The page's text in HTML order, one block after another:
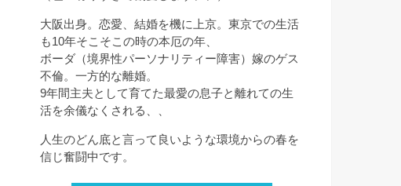
大阪出身。恋愛、結婚を機に上京。東京での生活
も10年そこそこの時の本厄の年、
ボーダ（境界性パーソナリティー障害）嫁のゲス
不倫。一方的な離婚。
9年間主夫として育てた最愛の息子と離れての生
活を余儀なくされる、、
人生のどん底と言って良いような環境からの春を
信じ奮闘中です。